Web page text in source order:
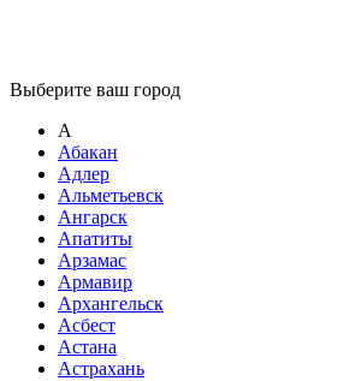
Выберите ваш город
А
Абакан
Адлер
Альметьевск
Ангарск
Апатиты
Арзамас
Армавир
Архангельск
Асбест
Астана
Астрахань